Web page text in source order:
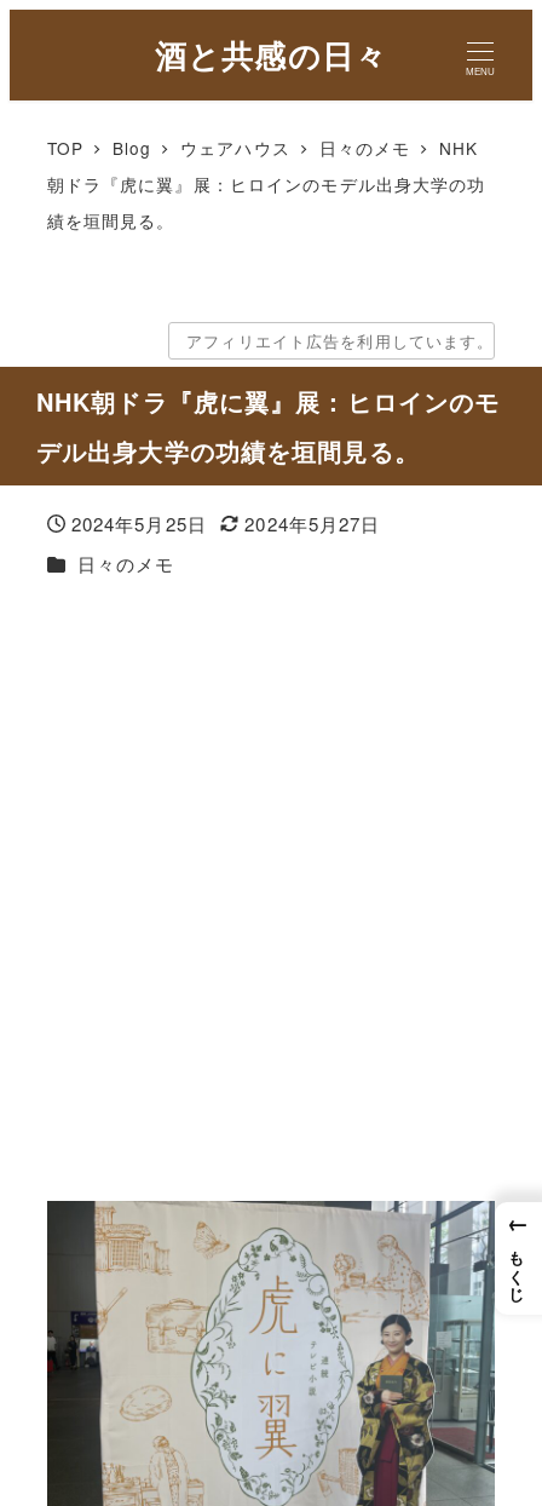
酒と共感の日々 MENU
TOP Blog ウェアハウス 日々のメモ
NHK
朝ドラ『虎に翼』展：ヒロインのモデル出身大学の功
績を垣間見る。
アフィリエイト広告を利用しています。
NHK朝ドラ『虎に翼』展：ヒロインのモ
デル出身大学の功績を垣間見る。
2024年5月25日
2024年5月27日
カテゴリー
日々のメモ
←
もくじ